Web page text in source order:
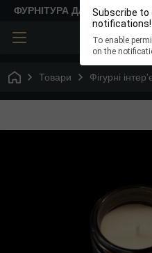
Subscribe to
notifications!
To enable
on the
ФУРНІТУРА ДЛЯ ТВОРЧОСТІ
Товари Фігурні